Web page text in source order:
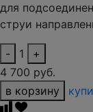
для
струи
- 1
+
4 700 руб.
в корзину